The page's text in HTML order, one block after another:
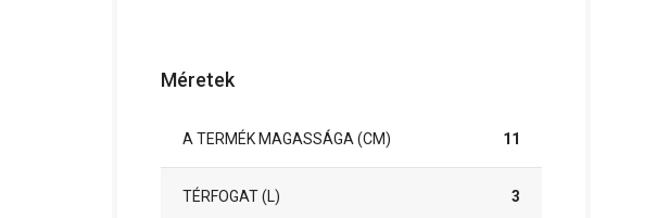
Méretek
A TERMÉK MAGASSÁGA (CM) 11
TÉRFOGAT (L) 3